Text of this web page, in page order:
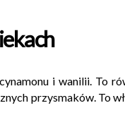
i wanilii. To
przysmaków. To